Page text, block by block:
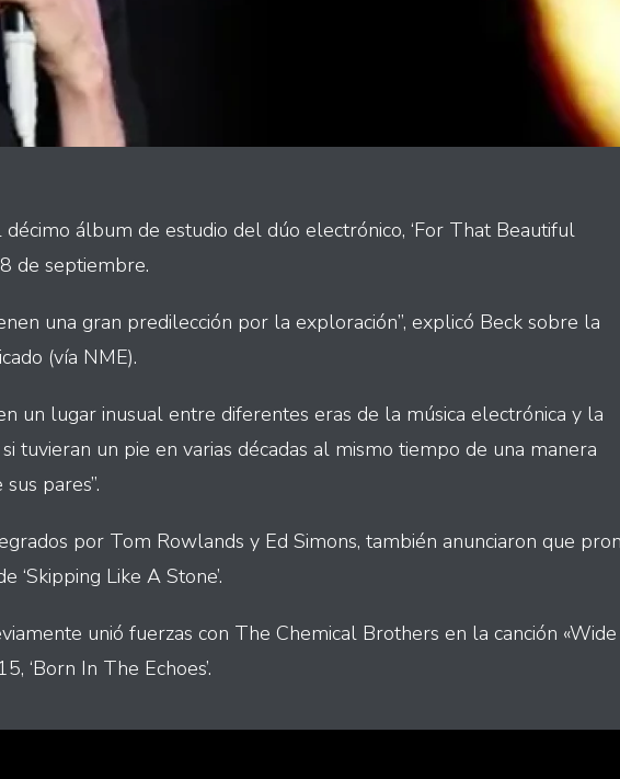
décimo álbum de estudio del dúo electrónico, ‘For That Beautiful
de septiembre.
una gran predilección por la exploración”, explicó Beck sobre la
(vía NME).
un lugar inusual entre diferentes eras de la música electrónica y la
tuvieran un pie en varias décadas al mismo tiempo de una manera
pares”.
por Tom Rowlands y Ed Simons, también anunciaron que
‘Skipping Like A Stone’.
unió fuerzas con The Chemical Brothers en la canción «Wide
‘Born In The Echoes’.